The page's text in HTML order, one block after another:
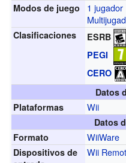
Modos de juego
1 jugador
Clasificaciones
ESRB
PEGI
CERO
Datos
Plataformas
Wii
Datos
Formato
WiiWare
Dispositivos de
Wii